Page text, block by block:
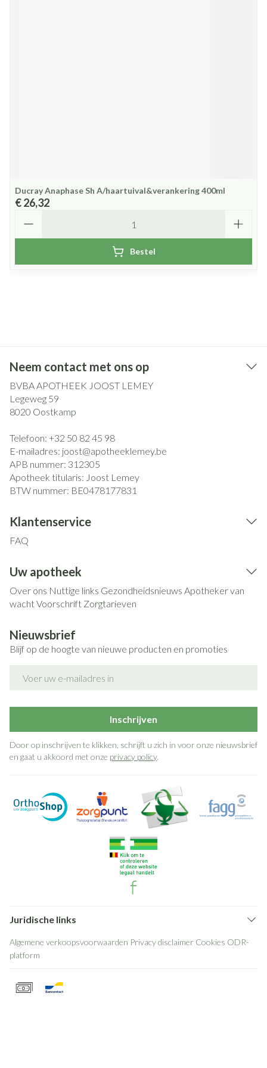
Ducray Anaphase Sh A/haartuival&verankering 400ml
€ 26,32
Bestel
Neem contact met ons op
BVBA APOTHEEK JOOST LEMEY
Legeweg 59
8020 Oostkamp
Telefoon: +32 50 82 45 98
E-mailadres: joost@apotheeklemey.be
APB nummer: 312305
Apotheek titularis: Joost Lemey
BTW nummer: BE0478177831
Klantenservice
FAQ
Uw apotheek
Over ons Nuttige links Gezondheidsnieuws Apotheker van
wachtVoorschrift Zorgtarieven
Nieuwsbrief
Blijf op de hoogte van nieuwe producten en promoties
Inschrijven
Door op inschrijven te klikken, schrijft u zich in voor onze nieuwsbrief
en gaat u akkoord met onze privacy policy.
Juridische links
Algemene verkoopsvoorwaarden Privacy disclaimer Cookies ODR-
platform